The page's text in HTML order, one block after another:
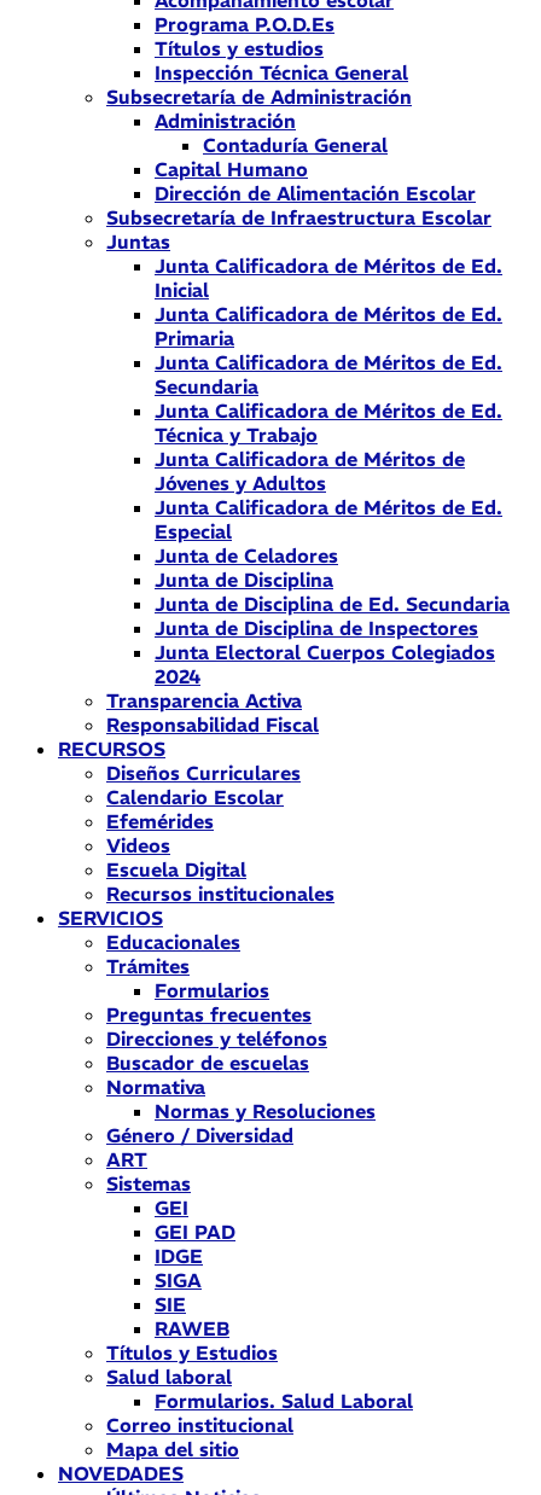
Programa P.O.D.Es
Títulos y estudios
Inspección Técnica General
Subsecretaría de Administración
Administración
Contaduría General
Capital Humano
Dirección de Alimentación Escolar
Subsecretaría de Infraestructura Escolar
Juntas
Junta Calificadora de Méritos de Ed.
Inicial
Junta Calificadora de Méritos de Ed.
Primaria
Junta Calificadora de Méritos de Ed.
Secundaria
Junta Calificadora de Méritos de Ed.
Técnica y Trabajo
Junta Calificadora de Méritos de
Jóvenes y Adultos
Junta Calificadora de Méritos de Ed.
Especial
Junta de Celadores
Junta de Disciplina
Junta de Disciplina de Ed. Secundaria
Junta de Disciplina de Inspectores
Junta Electoral Cuerpos Colegiados
2024
Transparencia Activa
Responsabilidad Fiscal
RECURSOS
Diseños Curriculares
Calendario Escolar
Efemérides
Videos
Escuela Digital
Recursos institucionales
SERVICIOS
Educacionales
Trámites
Formularios
Preguntas frecuentes
Direcciones y teléfonos
Buscador de escuelas
Normativa
Normas y Resoluciones
Género / Diversidad
ART
Sistemas
GEI
GEI PAD
IDGE
SIGA
SIE
RAWEB
Títulos y Estudios
Salud laboral
Formularios. Salud Laboral
Correo institucional
Mapa del sitio
NOVEDADES